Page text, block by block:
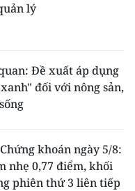
lý
Đề xuất áp dụng
đối với nông sản,
khoán ngày 5/8:
nhẹ 0,77 điểm, khối
phiên thứ 3 liên tiếp